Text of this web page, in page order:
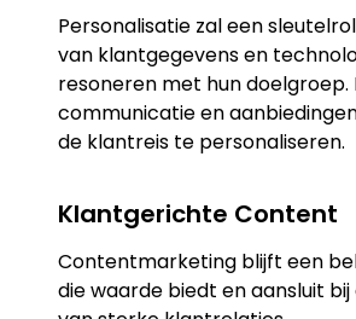
Personalisatie zal een
van klantgegevens en
resoneren met hun doelgroep.
communicatie en
de klantreis te personaliseren.
Klantgerichte Content
Contentmarketing blijft een
die waarde biedt en aansluit